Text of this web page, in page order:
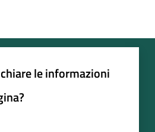
le informazioni